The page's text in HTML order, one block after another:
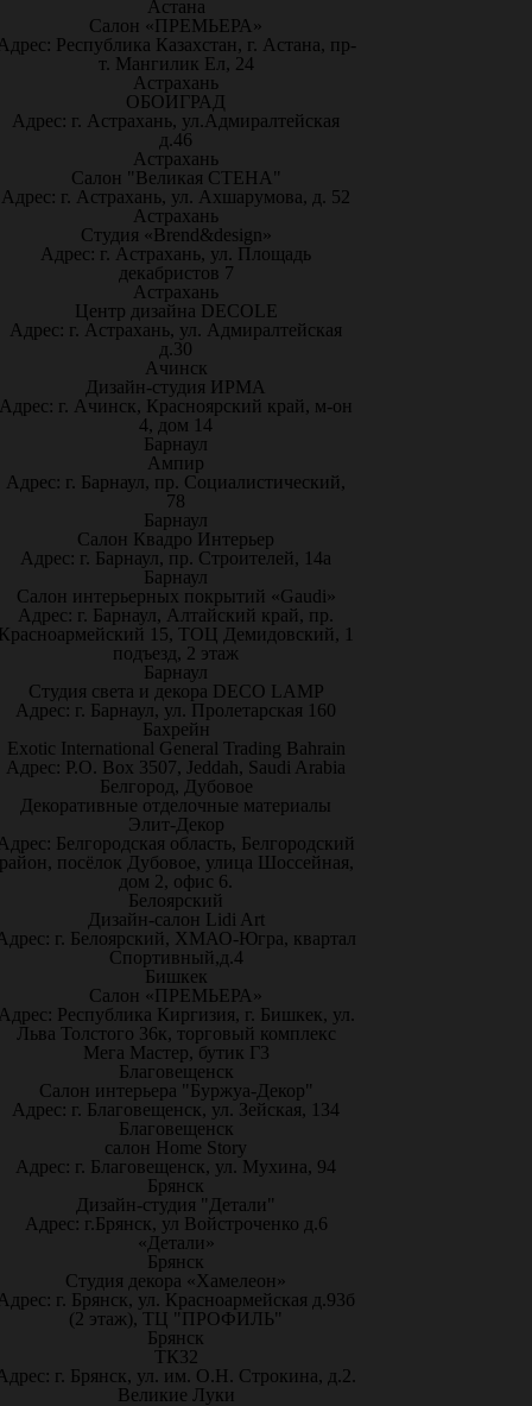
Астана
Салон «ПРЕМЬЕРА»
Республика Казахстан, г. Астана, пр-
т. Мангилик Ел, 24
Астрахань
ОБОИГРАД
Адрес: г. Астрахань, ул.Адмиралтейская
д.46
Астрахань
Салон "Великая СТЕНА"
Адрес: г. Астрахань, ул. Ахшарумова, д. 52
Астрахань
Студия «Brend&design»
Адрес: г. Астрахань, ул. Площадь
декабристов 7
Астрахань
Центр дизайна DECOLE
Адрес: г. Астрахань, ул. Адмиралтейская
д.30
Ачинск
Дизайн-студия ИРМА
Адрес: г. Ачинск, Красноярский край, м-он
4, дом 14
Барнаул
Ампир
Адрес: г. Барнаул, пр. Социалистический,
78
Барнаул
Салон Квадро Интерьер
Адрес: г. Барнаул, пр. Строителей, 14а
Барнаул
Салон интерьерных покрытий «Gaudi»
Адрес: г. Барнаул, Алтайский край, пр.
15, ТОЦ Демидовский, 1
подъезд, 2 этаж
Барнаул
Студия света и декора DECO LAMP
Адрес: г. Барнаул, ул. Пролетарская 160
Бахрейн
Exotic International General Trading Bahrain
Адрес: P.O. Box 3507, Jeddah, Saudi Arabia
Белгород, Дубовое
Декоративные отделочные материалы
Элит-Декор
Белгородская область, Белгородский
посёлок Дубовое, улица Шоссейная,
дом 2, офис 6.
Белоярский
Дизайн-салон Lidi Art
г. Белоярский, ХМАО-Югра, квартал
Спортивный,д.4
Бишкек
Салон «ПРЕМЬЕРА»
Республика Киргизия, г. Бишкек, ул.
Льва Толстого 36к, торговый комплекс
Мега Мастер, бутик Г3
Благовещенск
Салон интерьера "Буржуа-Декор"
Адрес: г. Благовещенск, ул. Зейская, 134
Благовещенск
салон Home Story
Адрес: г. Благовещенск, ул. Мухина, 94
Брянск
Дизайн-студия "Детали"
Адрес: г.Брянск, ул Войстроченко д.6
«Детали»
Брянск
Студия декора «Хамелеон»
г. Брянск, ул. Красноармейская д.93б
(2 этаж), ТЦ "ПРОФИЛЬ"
Брянск
ТК32
г. Брянск, ул. им. О.Н. Строкина, д.2.
Великие Луки